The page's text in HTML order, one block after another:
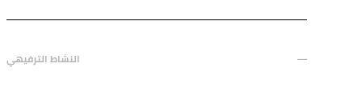
النشاط الترفيهي